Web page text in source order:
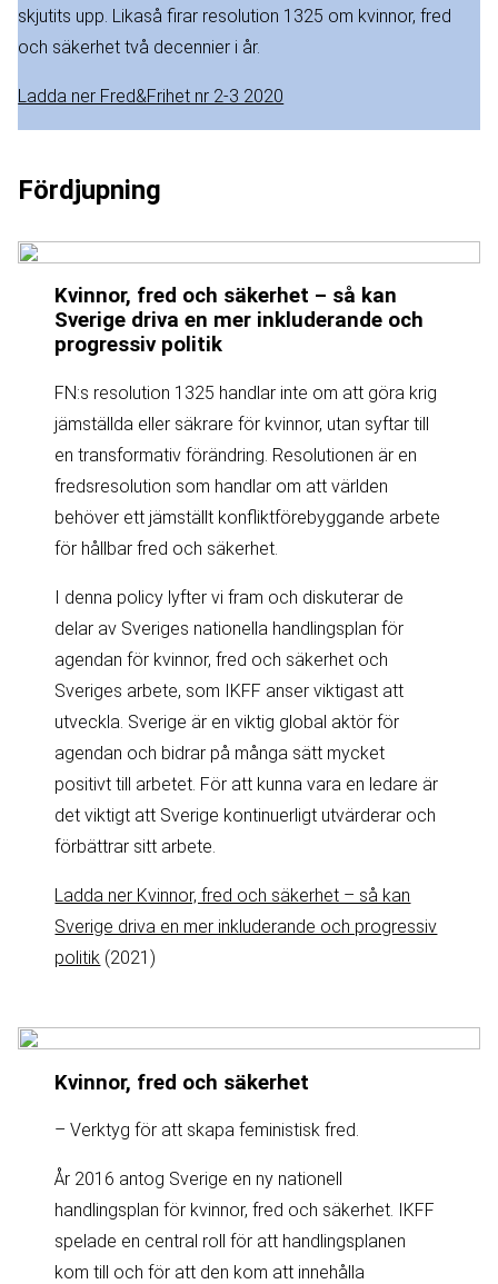
skjutits upp. Likaså firar resolution 1325 om kvinnor, fred
och säkerhet två decennier i år.
Ladda ner Fred&Frihet nr 2-3 2020
Fördjupning
Kvinnor, fred och säkerhet – så kan
Sverige driva en mer inkluderande och
progressiv politik
FN:s resolution 1325 handlar inte om att göra krig
jämställda eller säkrare för kvinnor, utan syftar till
en transformativ förändring. Resolutionen är en
fredsresolution som handlar om att världen
behöver ett jämställt konfliktförebyggande arbete
för hållbar fred och säkerhet.
I denna policy lyfter vi fram och diskuterar de
delar av Sveriges nationella handlingsplan för
agendan för kvinnor, fred och säkerhet och
Sveriges arbete, som IKFF anser viktigast att
utveckla. Sverige är en viktig global aktör för
agendan och bidrar på många sätt mycket
positivt till arbetet. För att kunna vara en ledare är
det viktigt att Sverige kontinuerligt utvärderar och
förbättrar sitt arbete.
Ladda ner Kvinnor, fred och säkerhet – så kan
Sverige driva en mer inkluderande och progressiv
politik (2021)
Kvinnor, fred och säkerhet
– Verktyg för att skapa feministisk fred.
År 2016 antog Sverige en ny nationell
handlingsplan för kvinnor, fred och säkerhet. IKFF
spelade en central roll för att handlingsplanen
kom till och för att den kom att innehålla